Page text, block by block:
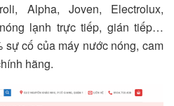
Alpha, Joven, Electrolux,
lạnh trực tiếp, gián tiếp…
cố của máy nước nóng, cam
hãng.